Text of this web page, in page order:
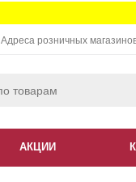
Адреса розничных
АКЦИИ